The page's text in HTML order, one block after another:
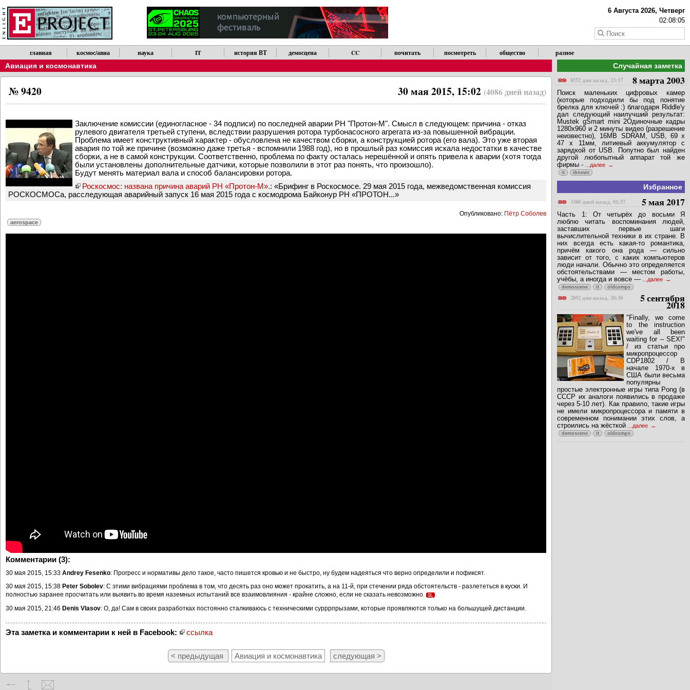
6 Августа 2026, Четверг
02:08:05
главная космос/авиа наука IT история ВТ демосцена CC почитать посмотреть общество разное
Авиация и космонавтика
30 мая 2015, 15:02 (4086 дней назад)
№ 9420
Заключение комиссии (единогласное - 34 подписи) по последней аварии РН "Протон-М". Смысл в следующем: причина - отказ
рулевого двигателя третьей ступени, вследствии разрушения ротора турбонасосного агрегата из-за повышенной вибрации.
Проблема имеет конструктивный характер - обусловлена не качеством сборки, а конструкцией ротора (его вала). Это уже вторая
авария по той же причине (возможно даже третья - вспомнили 1988 год), но в прошлый раз комиссия искала недостатки в качестве
сборки, а не в самой конструкции. Соответственно, проблема по факту осталась нерешённой и опять привела к аварии (хотя тогда
были установлены дополнительные датчики, которые позволили в этот раз понять, что произошло).
Будут менять материал вала и способ балансировки ротора.
Роскосмос: названа причина аварий РН «Протон-М».: «Брифинг в Роскосмосе. 29 мая 2015 года, межведомственная комиссия
РОСКОСМОСа, расследующая аварийный запуск 16 мая 2015 года с космодрома Байконур РН «ПРОТОН...»
Опубликовано: Пётр Соболев
aerospace
Комментарии (3):
30 мая 2015, 15:33 Andrey Fesenko: Прогресс и нормативы дело такое, часто пишется кровью и не быстро, ну будем надеяться что верно определили и пофиксят.
30 мая 2015, 15:38 Peter Sobolev: С этими вибрациями проблема в том, что десять раз оно может прокатить, а на 11-й, при стечении ряда обстоятельств - разлететься в куски. И
полностью заранее просчитать или выявить во время наземных испытаний все взаимовлияния - крайне сложно, если не сказать невозможно. 1L
30 мая 2015, 21:46 Denis Vlasov: О, да! Сам в своих разработках постоянно сталкиваюсь с техническими сурррпрызами, которые проявляются только на большущей дистанции.
Эта заметка и комментарии к ней в Facebook: ссылка
< предыдущая Авиация и космонавтика следующая >
Случайная заметка
8552 дня назад, 23:17
8 марта 2003
Поиск маленьких цифровых камер
(которые подходили бы под понятие
брелка для ключей :) благодаря Riddle'y
дал следующий наилучший результат:
Mustek gSmart mini 2Одиночные кадры
1280x960 и 2 минуты видео (разрешение
неизвестно), 16MB SDRAM, USB, 69 x
47 x 11мм, литиевый аккумулятор с
зарядкой от USB. Попутно был найден
другой любопытный аппарат той же
фирмы - ...далее
it ibnews
Избранное
3380 дней назад, 01:57
5 мая 2017
Часть 1: От четырёх до восьми Я
люблю читать воспоминания людей,
заставших первые шаги
вычислительной техники в их стране. В
них всегда есть какая-то романтика,
причём какого она рода — сильно
зависит от того, с каких компьютеров
люди начали. Обычно это определяется
обстоятельствами — местом работы,
учёбы, а иногда и вовсе —
...далее
demoscene it oldcomps
2892 дня назад, 20:30 5 сентября
2018
"Finally, we come
to the instruction
we've all been
waiting for – SEX!"
/ из статьи про
микропроцессор
CDP1802 / В
начале 1970-х в
США были весьма
популярны
простые электронные игры типа Pong (в
СССР их аналоги появились в продаже
через 5-10 лет). Как правило, такие игры
не имели микропроцессора и памяти в
современном понимании этих слов, а
строились на жёсткой
...далее
demoscene it oldcomps